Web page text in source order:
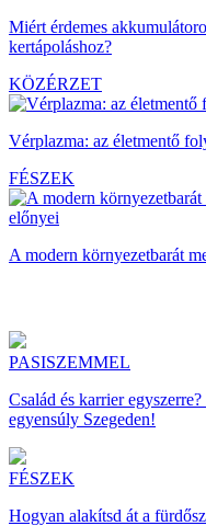
Miért érdemes
kertápoláshoz?
KÖZÉRZET
Vérplazma: az életmentő
FÉSZEK
A modern környezetbarát
PASISZEMMEL
Család és karrier
egyensúly Szegeden!
FÉSZEK
Hogyan alakítsd át a